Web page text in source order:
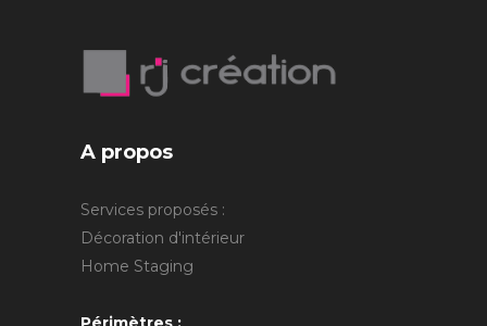
A propos
Services proposés :
Décoration d'intérieur
Home Staging